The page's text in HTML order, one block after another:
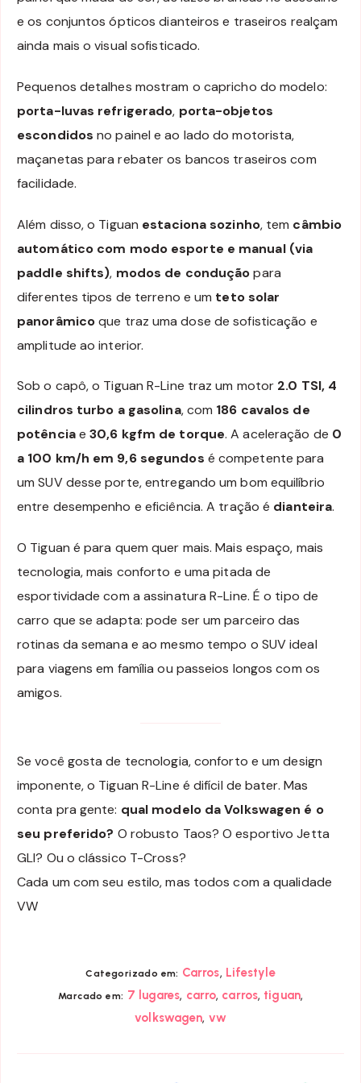
e os conjuntos ópticos dianteiros e traseiros realçam
ainda mais o visual sofisticado.
Pequenos detalhes mostram o capricho do modelo:
porta-luvas refrigerado, porta-objetos
escondidos no painel e ao lado do motorista,
maçanetas para rebater os bancos traseiros com
facilidade.
Além disso, o Tiguan estaciona sozinho, tem câmbio
automático com modo esporte e manual (via
paddle shifts), modos de conduçãopara
diferentes tipos de terreno e um teto solar
panorâmicoque traz uma dose de sofisticação e
amplitude ao interior.
Sob o capô, o Tiguan R-Line traz um motor 2.0 TSI, 4
cilindros turbo a gasolina, com 186 cavalos de
potênciae30,6 kgfm de torque. A aceleração de 0
a 100 km/h em 9,6 segundos é competente para
um SUV desse porte, entregando um bom equilíbrio
entre desempenho e eficiência. A tração é dianteira.
O Tiguan é para quem quer mais. Mais espaço, mais
tecnologia, mais conforto e uma pitada de
esportividade com a assinatura R-Line. É o tipo de
carro que se adapta: pode ser um parceiro das
rotinas da semana e ao mesmo tempo o SUV ideal
para viagens em família ou passeios longos com os
amigos.
Se você gosta de tecnologia, conforto e um design
imponente, o Tiguan R-Line é difícil de bater. Mas
conta pra gente: qual modelo da Volkswagen é o
seu preferido? O robusto Taos? O esportivo Jetta
GLI? Ou o clássico T-Cross?
Cada um com seu estilo, mas todos com a qualidade
VW
Categorizado em: Carros, Lifestyle
Marcado em: 7 lugares, carro, carros, tiguan,
volkswagen, vw